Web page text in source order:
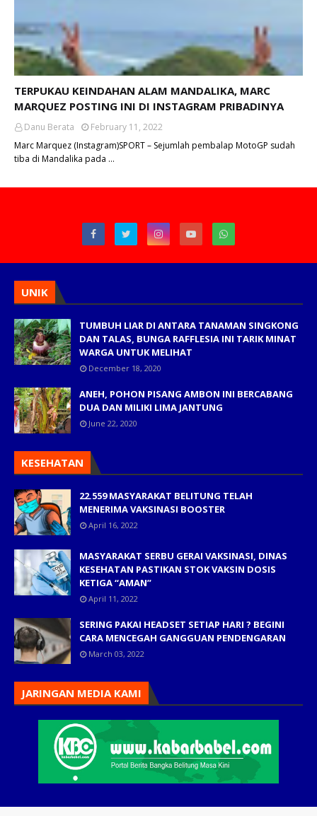
TERPUKAU KEINDAHAN ALAM MANDALIKA, MARC
MARQUEZ POSTING INI DI INSTAGRAM PRIBADINYA
Danu Berata
February 11, 2022
Marc Marquez (Instagram)SPORT – Sejumlah pembalap MotoGP sudah
tiba di Mandalika pada …
UNIK
TUMBUH LIAR DI ANTARA TANAMAN SINGKONG
DAN TALAS, BUNGA RAFFLESIA INI TARIK MINAT
WARGA UNTUK MELIHAT
December 18, 2020
ANEH, POHON PISANG AMBON INI BERCABANG
DUA DAN MILIKI LIMA JANTUNG
June 22, 2020
KESEHATAN
22.559 MASYARAKAT BELITUNG TELAH
MENERIMA VAKSINASI BOOSTER
April 16, 2022
MASYARAKAT SERBU GERAI VAKSINASI, DINAS
KESEHATAN PASTIKAN STOK VAKSIN DOSIS
KETIGA “AMAN”
April 11, 2022
SERING PAKAI HEADSET SETIAP HARI ? BEGINI
CARA MENCEGAH GANGGUAN PENDENGARAN
March 03, 2022
JARINGAN MEDIA KAMI